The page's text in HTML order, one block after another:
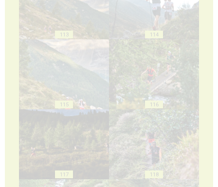
113 114
115 116
117 118